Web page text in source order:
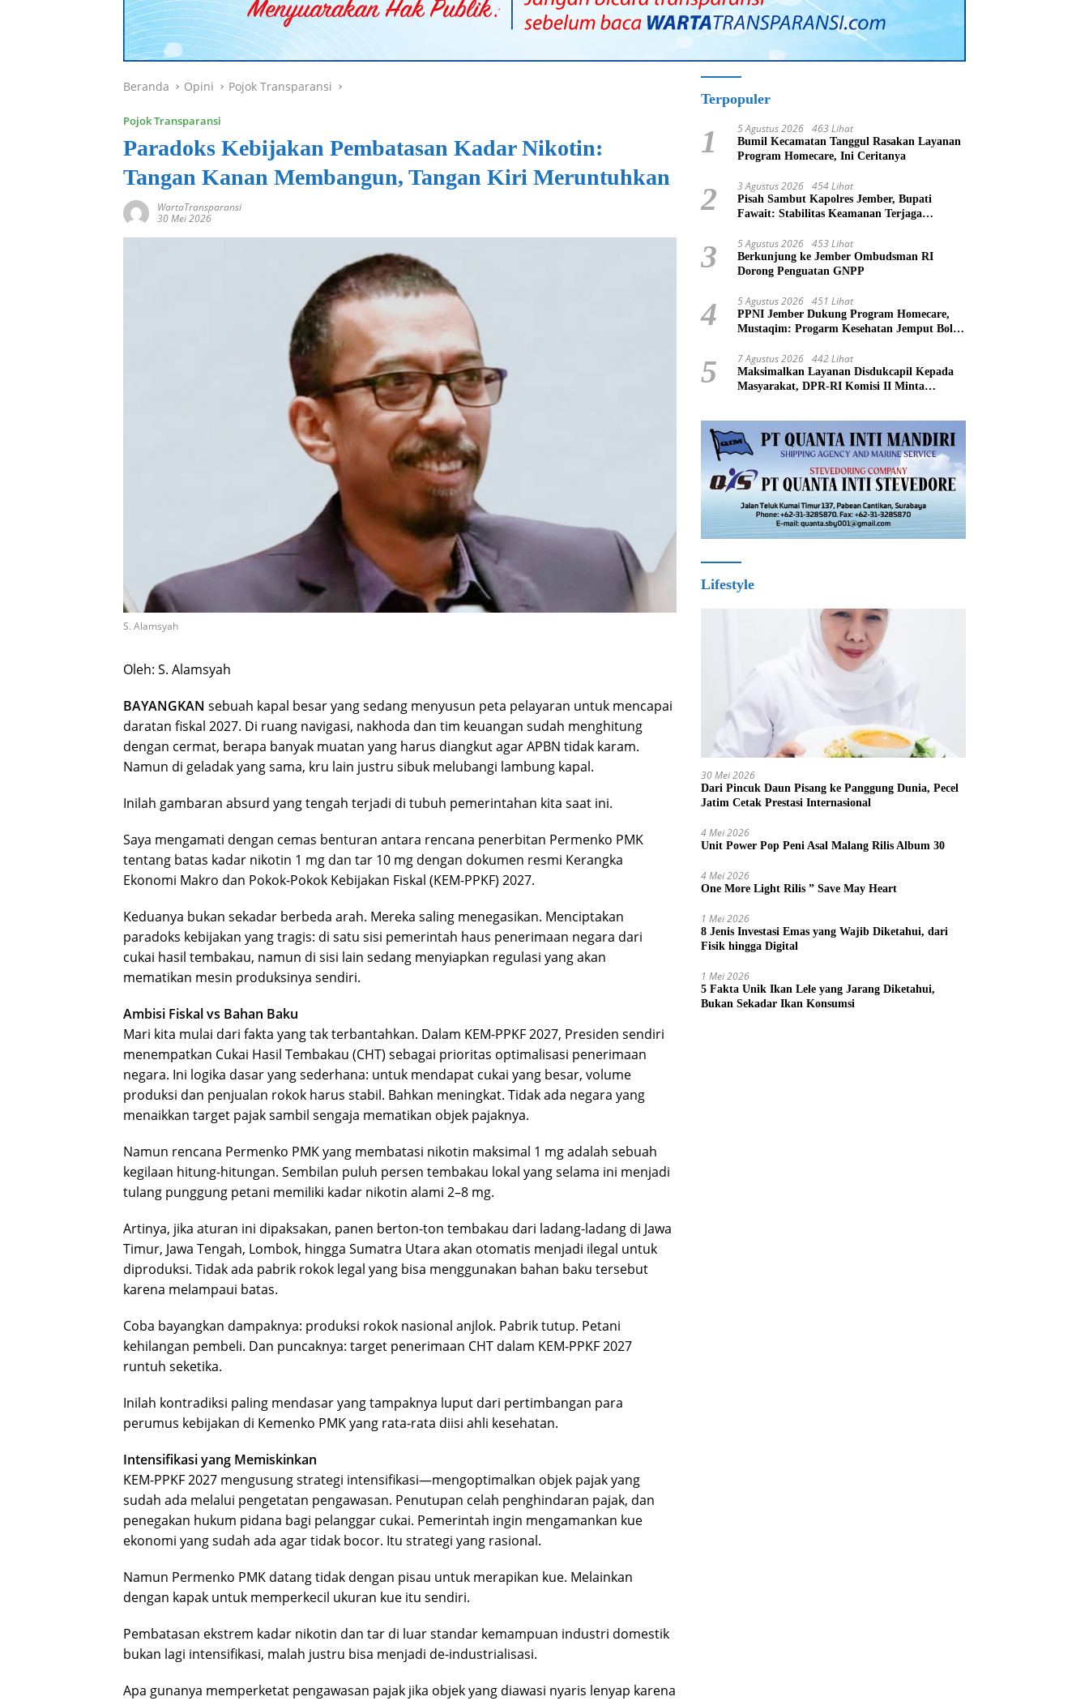
Beranda Opini Pojok Transparansi
Pojok Transparansi
Paradoks Kebijakan Pembatasan Kadar Nikotin:
Tangan Kanan Membangun, Tangan Kiri Meruntuhkan
WartaTransparansi
30 Mei 2026
S. Alamsyah
Oleh: S. Alamsyah
BAYANGKAN sebuah kapal besar yang sedang menyusun peta pelayaran untuk mencapai
daratan fiskal 2027. Di ruang navigasi, nakhoda dan tim keuangan sudah menghitung
dengan cermat, berapa banyak muatan yang harus diangkut agar APBN tidak karam.
Namun di geladak yang sama, kru lain justru sibuk melubangi lambung kapal.
Inilah gambaran absurd yang tengah terjadi di tubuh pemerintahan kita saat ini.
Saya mengamati dengan cemas benturan antara rencana penerbitan Permenko PMK
tentang batas kadar nikotin 1 mg dan tar 10 mg dengan dokumen resmi Kerangka
Ekonomi Makro dan Pokok-Pokok Kebijakan Fiskal (KEM-PPKF) 2027.
Keduanya bukan sekadar berbeda arah. Mereka saling menegasikan. Menciptakan
paradoks kebijakan yang tragis: di satu sisi pemerintah haus penerimaan negara dari
cukai hasil tembakau, namun di sisi lain sedang menyiapkan regulasi yang akan
mematikan mesin produksinya sendiri.
Ambisi Fiskal vs Bahan Baku
Mari kita mulai dari fakta yang tak terbantahkan. Dalam KEM-PPKF 2027, Presiden sendiri
menempatkan Cukai Hasil Tembakau (CHT) sebagai prioritas optimalisasi penerimaan
negara. Ini logika dasar yang sederhana: untuk mendapat cukai yang besar, volume
produksi dan penjualan rokok harus stabil. Bahkan meningkat. Tidak ada negara yang
menaikkan target pajak sambil sengaja mematikan objek pajaknya.
Namun rencana Permenko PMK yang membatasi nikotin maksimal 1 mg adalah sebuah
kegilaan hitung-hitungan. Sembilan puluh persen tembakau lokal yang selama ini menjadi
tulang punggung petani memiliki kadar nikotin alami 2–8 mg.
Artinya, jika aturan ini dipaksakan, panen berton-ton tembakau dari ladang-ladang di Jawa
Timur, Jawa Tengah, Lombok, hingga Sumatra Utara akan otomatis menjadi ilegal untuk
diproduksi. Tidak ada pabrik rokok legal yang bisa menggunakan bahan baku tersebut
karena melampaui batas.
Coba bayangkan dampaknya: produksi rokok nasional anjlok. Pabrik tutup. Petani
kehilangan pembeli. Dan puncaknya: target penerimaan CHT dalam KEM-PPKF 2027
runtuh seketika.
Inilah kontradiksi paling mendasar yang tampaknya luput dari pertimbangan para
perumus kebijakan di Kemenko PMK yang rata-rata diisi ahli kesehatan.
Intensifikasi yang Memiskinkan
KEM-PPKF 2027 mengusung strategi intensifikasi—mengoptimalkan objek pajak yang
sudah ada melalui pengetatan pengawasan. Penutupan celah penghindaran pajak, dan
penegakan hukum pidana bagi pelanggar cukai. Pemerintah ingin mengamankan kue
ekonomi yang sudah ada agar tidak bocor. Itu strategi yang rasional.
Namun Permenko PMK datang tidak dengan pisau untuk merapikan kue. Melainkan
dengan kapak untuk memperkecil ukuran kue itu sendiri.
Pembatasan ekstrem kadar nikotin dan tar di luar standar kemampuan industri domestik
bukan lagi intensifikasi, malah justru bisa menjadi de-industrialisasi.
Apa gunanya memperketat pengawasan pajak jika objek yang diawasi nyaris lenyap karena
Terpopuler
1 5 Agustus 2026 463 Lihat
Bumil Kecamatan Tanggul Rasakan Layanan
Program Homecare, Ini Ceritanya
2 3 Agustus 2026 454 Lihat
Pisah Sambut Kapolres Jember, Bupati
Fawait: Stabilitas Keamanan Terjaga
3 5 Agustus 2026 453 Lihat
Berkunjung ke Jember Ombudsman RI
Dorong Penguatan GNPP
4 5 Agustus 2026 451 Lihat
PPNI Jember Dukung Program Homecare,
Mustaqim: Progarm Kesehatan Jemput Bola
5 7 Agustus 2026 442 Lihat
Maksimalkan Layanan Disdukcapil Kepada
Masyarakat, DPR-RI Komisi II Minta
Lifestyle
30 Mei 2026
Dari Pincuk Daun Pisang ke Panggung Dunia, Pecel
Jatim Cetak Prestasi Internasional
4 Mei 2026
Unit Power Pop Peni Asal Malang Rilis Album 30
4 Mei 2026
One More Light Rilis ” Save May Heart
1 Mei 2026
8 Jenis Investasi Emas yang Wajib Diketahui, dari
Fisik hingga Digital
1 Mei 2026
5 Fakta Unik Ikan Lele yang Jarang Diketahui,
Bukan Sekadar Ikan Konsumsi